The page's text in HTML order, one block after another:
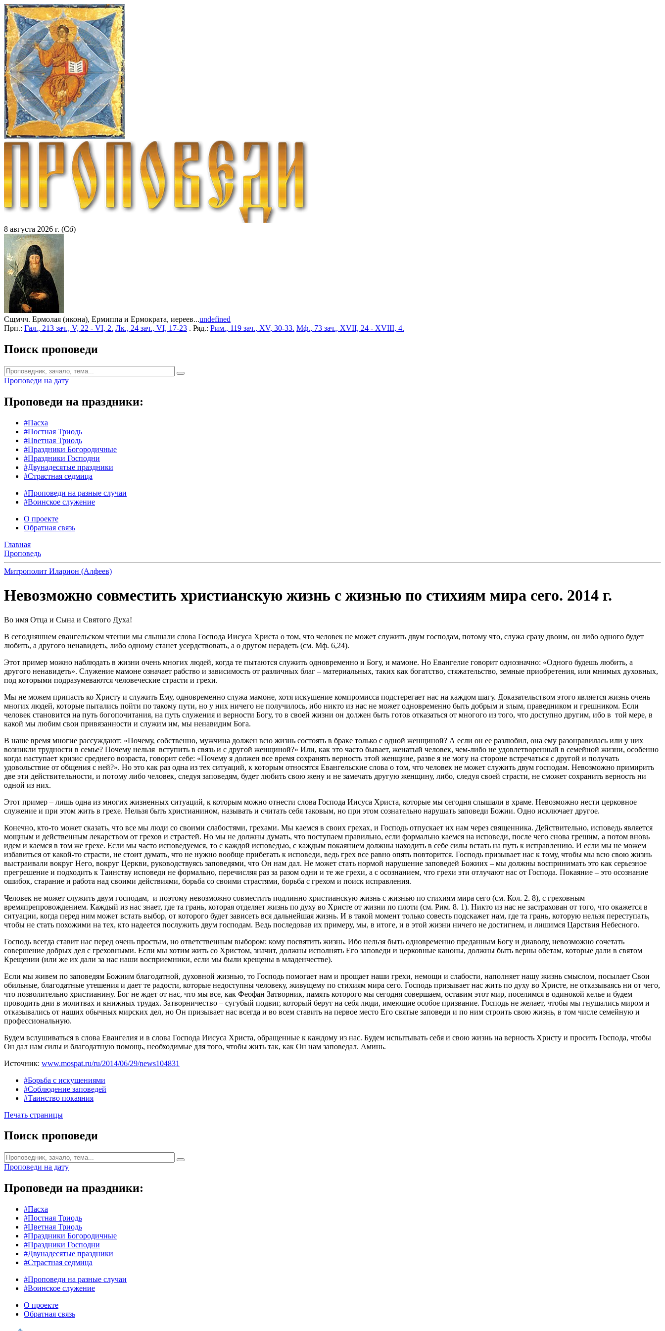
8 августа 2026 г. (Сб)
Сщмчч. Ермолая (икона), Ермиппа и Ермократа, иереев...undefined
Прп.: Гал., 213 зач., V, 22 - VI, 2. Лк., 24 зач., VI, 17-23 . Ряд.: Рим., 119 зач., XV, 30-33. Мф., 73 зач., XVII, 24 - XVIII, 4.
Поиск проповеди
Проповеди на дату
Проповеди на праздники:
#Пасха
#Постная Триодь
#Цветная Триодь
#Праздники Богородичные
#Праздники Господни
#Двунадесятые праздники
#Страстная седмица
#Проповеди на разные случаи
#Воинское служение
О проекте
Обратная связь
Главная
Проповедь
Митрополит Иларион (Алфеев)
Невозможно совместить христианскую жизнь с жизнью по стихиям мира сего. 2014 г.
Во имя Отца и Сына и Святого Духа!
В сегодняшнем евангельском чтении мы слышали слова Господа Иисуса Христа о том, что человек не может служить двум господам, потому что, служа сразу двоим, он либо одного будет
любить, а другого ненавидеть, либо одному станет усердствовать, а о другом нерадеть (см. Мф. 6,24).
Этот пример можно наблюдать в жизни очень многих людей, когда те пытаются служить одновременно и Богу, и мамоне. Но Евангелие говорит однозначно: «Одного будешь любить, а
другого ненавидеть». Служение мамоне означает рабство и зависимость от различных благ – материальных, таких как богатство, стяжательство, земные приобретения, или мнимых духовных,
под которыми подразумеваются человеческие страсти и грехи.
Мы не можем припасть ко Христу и служить Ему, одновременно служа мамоне, хотя искушение компромисса подстерегает нас на каждом шагу. Доказательством этого является жизнь очень
многих людей, которые пытались пойти по такому пути, но у них ничего не получилось, ибо никто из нас не может одновременно быть добрым и злым, праведником и грешником. Если
человек становится на путь богопочитания, на путь служения и верности Богу, то в своей жизни он должен быть готов отказаться от многого из того, что доступно другим, ибо в той мере, в
какой мы любим свои привязанности и служим им, мы ненавидим Бога.
В наше время многие рассуждают: «Почему, собственно, мужчина должен всю жизнь состоять в браке только с одной женщиной? А если он ее разлюбил, она ему разонравилась или у них
возникли трудности в семье? Почему нельзя вступить в связь и с другой женщиной?» Или, как это часто бывает, женатый человек, чем-либо не удовлетворенный в семейной жизни, особенно
когда наступает кризис среднего возраста, говорит себе: «Почему я должен все время сохранять верность этой женщине, разве я не могу на стороне встречаться с другой и получать
удовольствие от общения с ней?». Но это как раз одна из тех ситуаций, к которым относятся Евангельские слова о том, что человек не может служить двум господам. Невозможно примирить
две эти действительности, и потому либо человек, следуя заповедям, будет любить свою жену и не замечать другую женщину, либо, следуя своей страсти, не сможет сохранить верность ни
одной из них.
Этот пример – лишь одна из многих жизненных ситуаций, к которым можно отнести слова Господа Иисуса Христа, которые мы сегодня слышали в храме. Невозможно нести церковное
служение и при этом жить в грехе. Нельзя быть христианином, называть и считать себя таковым, но при этом сознательно нарушать заповеди Божии. Одно исключает другое.
Конечно, кто-то может сказать, что все мы люди со своими слабостями, грехами. Мы каемся в своих грехах, и Господь отпускает их нам через священника. Действительно, исповедь является
мощным и действенным лекарством от грехов и страстей. Но мы не должны думать, что поступаем правильно, если формально каемся на исповеди, после чего снова грешим, а потом вновь
идем и каемся в том же грехе. Если мы часто исповедуемся, то с каждой исповедью, с каждым покаянием должны находить в себе силы встать на путь к исправлению. И если мы не можем
избавиться от какой-то страсти, не стоит думать, что не нужно вообще прибегать к исповеди, ведь грех все равно опять повторится. Господь призывает нас к тому, чтобы мы всю свою жизнь
выстраивали вокруг Него, вокруг Церкви, руководствуясь заповедями, что Он нам дал. Не может стать нормой нарушение заповедей Божиих – мы должны воспринимать это как серьезное
прегрешение и подходить к Таинству исповеди не формально, перечисляя раз за разом одни и те же грехи, а с осознанием, что грехи эти отлучают нас от Господа. Покаяние – это осознание
ошибок, старание и работа над своими действиями, борьба со своими страстями, борьба с грехом и поиск исправления.
Человек не может служить двум господам, и поэтому невозможно совместить подлинно христианскую жизнь с жизнью по стихиям мира сего (см. Кол. 2. 8), с греховным
времяпрепровождением. Каждый из нас знает, где та грань, которая отделяет жизнь по духу во Христе от жизни по плоти (см. Рим. 8. 1). Никто из нас не застрахован от того, что окажется в
ситуации, когда перед ним может встать выбор, от которого будет зависеть вся дальнейшая жизнь. И в такой момент только совесть подскажет нам, где та грань, которую нельзя переступать,
чтобы не стать похожими на тех, кто надеется послужить двум господам. Ведь последовав их примеру, мы, в итоге, и в этой жизни ничего не достигнем, и лишимся Царствия Небесного.
Господь всегда ставит нас перед очень простым, но ответственным выбором: кому посвятить жизнь. Ибо нельзя быть одновременно преданным Богу и диаволу, невозможно сочетать
совершение добрых дел с греховными. Если мы хотим жить со Христом, значит, должны исполнять Его заповеди и церковные каноны, должны быть верны обетам, которые дали в святом
Крещении (или же их дали за нас наши восприемники, если мы были крещены в младенчестве).
Если мы живем по заповедям Божиим благодатной, духовной жизнью, то Господь помогает нам и прощает наши грехи, немощи и слабости, наполняет нашу жизнь смыслом, посылает Свои
обильные, благодатные утешения и дает те радости, которые недоступны человеку, живущему по стихиям мира сего. Господь призывает нас жить по духу во Христе, не отказываясь ни от чего,
что позволительно христианину. Бог не ждет от нас, что мы все, как Феофан Затворник, память которого мы сегодня совершаем, оставим этот мир, поселимся в одинокой келье и будем
проводить дни в молитвах и книжных трудах. Затворничество – сугубый подвиг, который берут на себя люди, имеющие особое призвание. Господь не желает, чтобы мы гнушались миром и
отказывались от наших обычных мирских дел, но Он призывает нас всегда и во всем ставить на первое место Его святые заповеди и по ним строить свою жизнь, в том числе семейную и
профессиональную.
Будем вслушиваться в слова Евангелия и в слова Господа Иисуса Христа, обращенные к каждому из нас. Будем испытывать себя и свою жизнь на верность Христу и просить Господа, чтобы
Он дал нам силы и благодатную помощь, необходимые для того, чтобы жить так, как Он нам заповедал. Аминь.
Источник: www.mospat.ru/ru/2014/06/29/news104831
#Борьба с искушениями
#Соблюдение заповедей
#Таинство покаяния
Печать страницы
Поиск проповеди
Проповеди на дату
Проповеди на праздники:
#Пасха
#Постная Триодь
#Цветная Триодь
#Праздники Богородичные
#Праздники Господни
#Двунадесятые праздники
#Страстная седмица
#Проповеди на разные случаи
#Воинское служение
О проекте
Обратная связь